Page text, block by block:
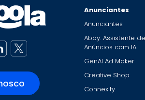
Anunciantes
Anunciantes
Abby: Assistente de
Anúncios com IA
GenAI Ad Maker
Creative Shop
Connexity